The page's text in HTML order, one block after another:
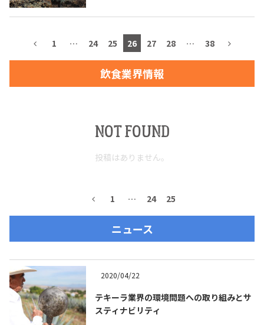
メキシコの記念日
＆レストラン
1 … 24 25 26 27 28 … 38
飲食業界情報
NOT FOUND
投稿はありません。
1 … 24 25
ニュース
2020/04/22
テキーラ業界の環境問題への取り組みとサ
スティナビリティ